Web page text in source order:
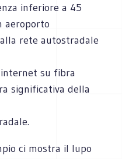
inferiore a 45
aeroporto
rete autostradale
internet su fibra
significativa della
ci mostra il lupo